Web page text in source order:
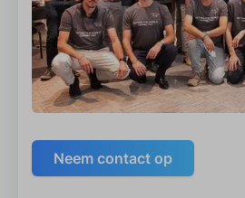
Neem contact op